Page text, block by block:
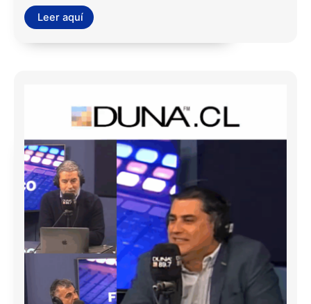
Leer aquí